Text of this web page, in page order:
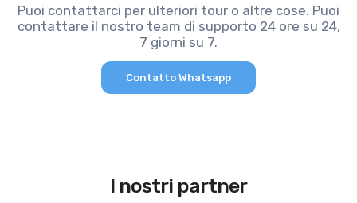
Puoi contattarci per ulteriori tour o altre cose. Puoi
contattare il nostro team di supporto 24 ore su 24,
7 giorni su 7.
Contatto Whatsapp
I nostri partner